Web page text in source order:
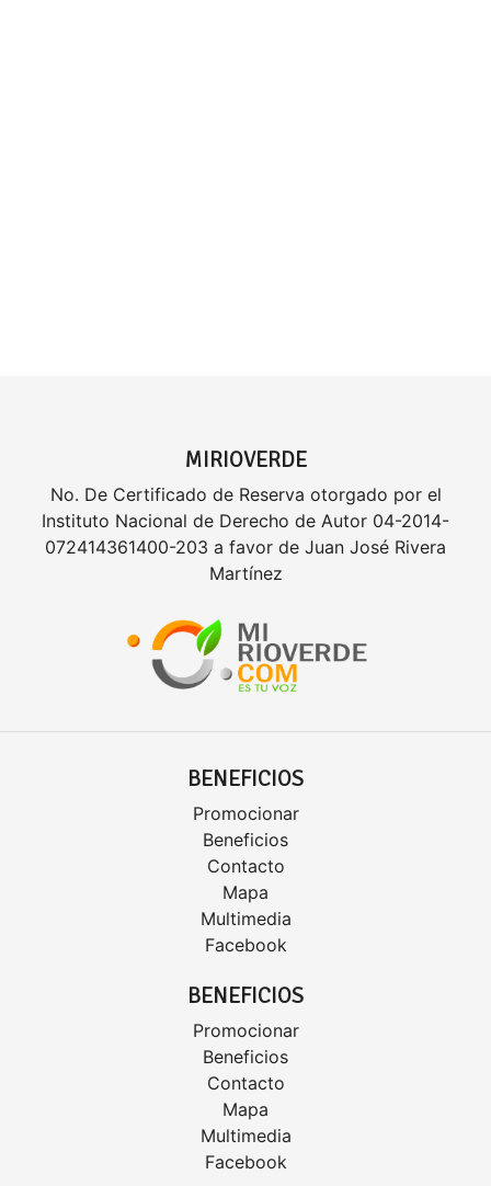
MIRIOVERDE
No. De Certificado de Reserva otorgado por el
Instituto Nacional de Derecho de Autor 04-2014-
072414361400-203 a favor de Juan José Rivera
Martínez
BENEFICIOS
Promocionar
Beneficios
Contacto
Mapa
Multimedia
Facebook
BENEFICIOS
Promocionar
Beneficios
Contacto
Mapa
Multimedia
Facebook